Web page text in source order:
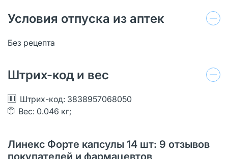
Условия отпуска из аптек
Без рецепта
Штрих-код и вес
Штрих-код: 3838957068050
Вес: 0.046 кг;
Линекс Форте капсулы 14 шт: 9 отзывов
покупателей и фармацевтов